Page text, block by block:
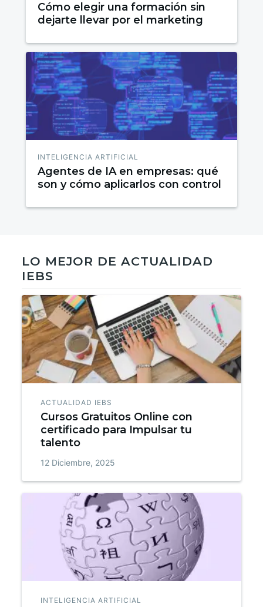
Cómo elegir una formación sin
dejarte llevar por el marketing
INTELIGENCIA ARTIFICIAL
Agentes de IA en empresas: qué
son y cómo aplicarlos con control
LO MEJOR DE ACTUALIDAD
IEBS
ACTUALIDAD IEBS
Cursos Gratuitos Online con
certificado para Impulsar tu
talento
12 Diciembre, 2025
INTELIGENCIA ARTIFICIAL